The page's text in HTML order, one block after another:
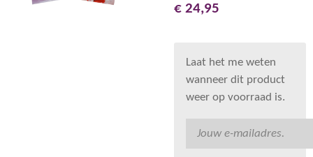
€ 24,95
Laat het me weten
wanneer dit product
weer op voorraad is.